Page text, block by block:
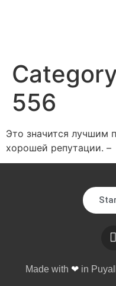
556
Это значится лучшим
хорошей репутации. –
Made with ❤in